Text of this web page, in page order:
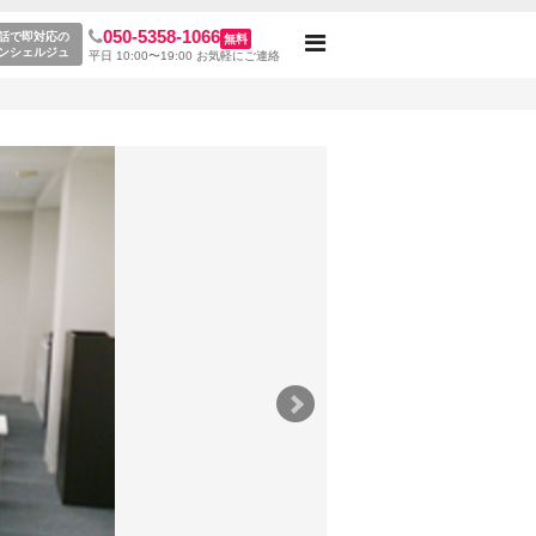
で即対応の
シェルジュ
050-5358-1066 無料
平日 10:00〜19:00 お気軽にご連絡
Toggle